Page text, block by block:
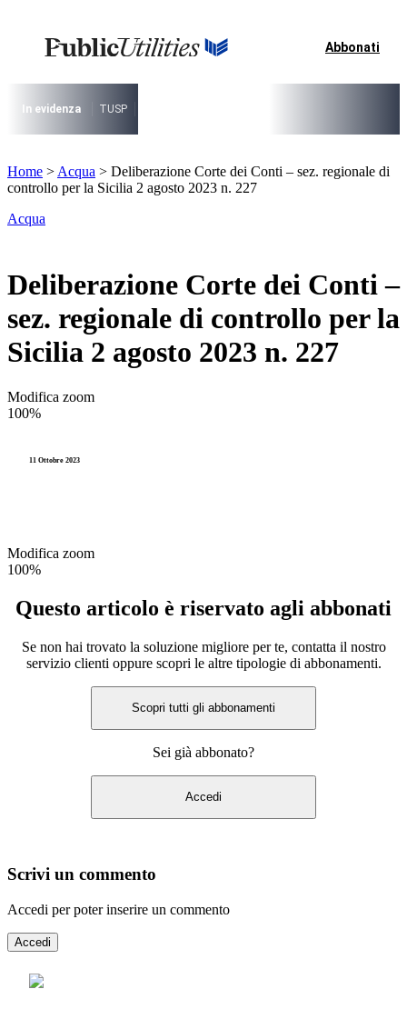
contenuto
I più cercati
Lorem ipsum dolor sit amet consectetur
Lorem ipsum dolor sit amet consectetur
Abbonati
In evidenza TUSP
I più cercati
Lorem ipsum dolor sit amet consectetur
Home > Acqua > Deliberazione Corte dei Conti – sez. regionale di
controllo per la Sicilia 2 agosto 2023 n. 227
Acqua
Deliberazione Corte dei Conti –
sez. regionale di controllo per la
Sicilia 2 agosto 2023 n. 227
Modifica zoom
100%
11 Ottobre 2023
Modifica zoom
100%
Questo articolo è riservato agli abbonati
Se non hai trovato la soluzione migliore per te, contatta il nostro
servizio clienti oppure scopri le altre tipologie di abbonamenti.
Scopri tutti gli abbonamenti
Sei già abbonato?
Accedi
Scrivi un commento
Accedi per poter inserire un commento
Accedi